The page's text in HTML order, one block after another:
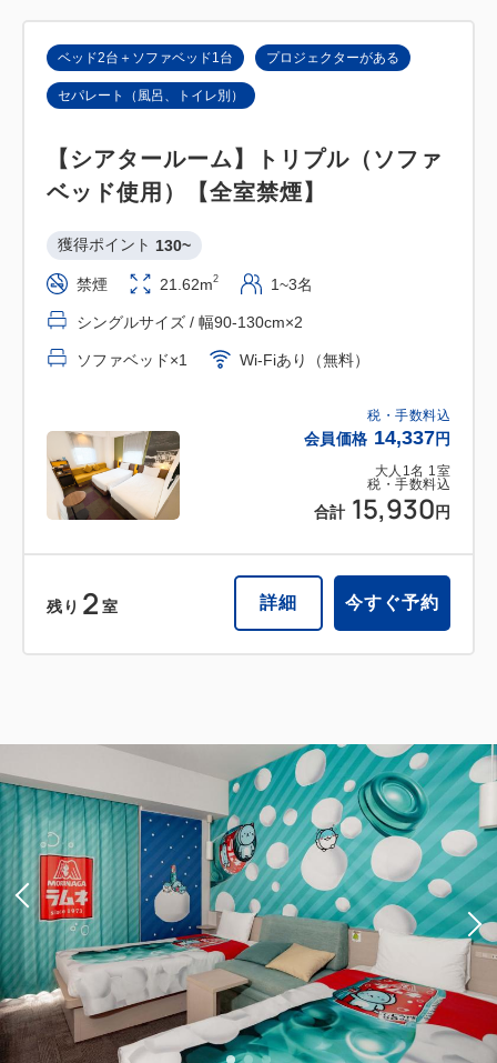
税・手数料込
会員価格 14,337円
大人 1 名 1 室
税・手数料込
合計 15,930 円
ベッド2台＋ソファベッド1台 プロジェクターがある
セパレート（風呂、トイレ別）
【シアタールーム】トリプル（ソファ
ベッド使用）【全室禁煙】
獲得ポイント 130~
禁煙 21.62m2 1~3名
シングルサイズ / 幅90-130cm×2
ソファベッド×1 Wi-Fiあり（無料）
残り 2 室 詳細 今すぐ予約